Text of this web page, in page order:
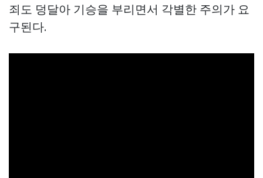
죄도 덩달아 기승을 부리면서 각별한 주의가 요
구된다.